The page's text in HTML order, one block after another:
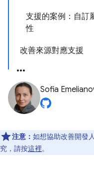
支援的案例：自訂
性
改善來源對應支援
Sofia
注意： 如想協助改善開發
究，請按這裡。